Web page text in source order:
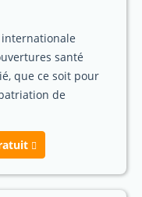
santé
que ce soit pour
de